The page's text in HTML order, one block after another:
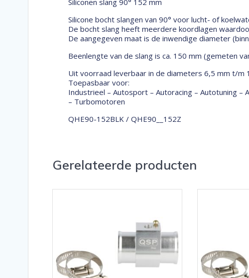
Silicone bocht slangen van 90° voor lucht- of
De bocht slang heeft meerdere koordlagen
De aangegeven maat is de inwendige diameter
Beenlengte van de slang is ca. 150 mm (gemeten
Uit voorraad leverbaar in de diameters 6,5 mm t/m
Toepasbaar voor:
Industrieel – Autosport – Autoracing – Autotuning
– Turbomotoren
QHE90-152BLK / QHE90__152Z
Gerelateerde producten